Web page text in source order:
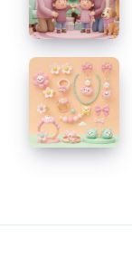
jõuludeks:
elegants
ja
mugavus
ühes
–
burgund,
Lihtsad
nipid
ehete
puhastamiseks